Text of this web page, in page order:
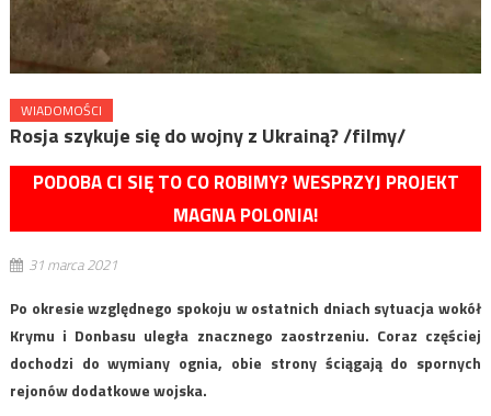
WIADOMOŚCI
Rosja szykuje się do wojny z Ukrainą? /filmy/
PODOBA CI SIĘ TO CO ROBIMY? WESPRZYJ PROJEKT
MAGNA POLONIA!
31 marca 2021
Po okresie względnego spokoju w ostatnich dniach sytuacja wokół
Krymu i Donbasu uległa znacznego zaostrzeniu. Coraz częściej
dochodzi do wymiany ognia, obie strony ściągają do spornych
rejonów dodatkowe wojska.